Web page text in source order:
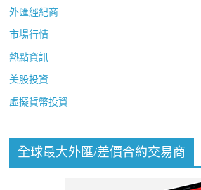
外匯經紀商
市場行情
熱點資訊
美股投資
虛擬貨幣投資
全球最大外匯/差價合約交易商